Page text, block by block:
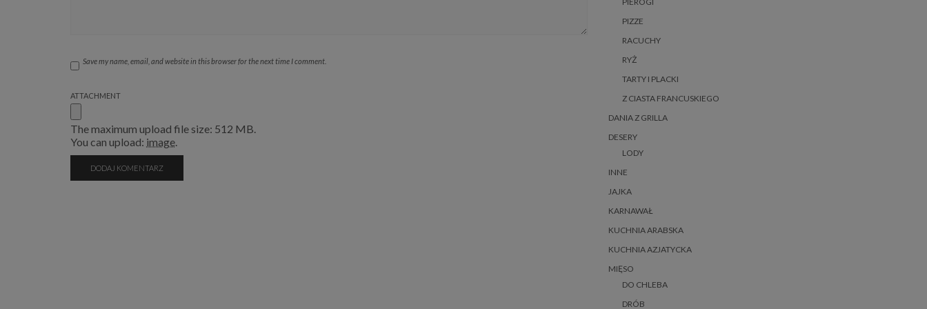
Save my name, email, and website in this browser for the next time I comment.
ATTACHMENT
The maximum upload file size: 512 MB.
You can upload: image.
PIZZE
RACUCHY
RYŻ
TARTY I PLACKI
Z CIASTA FRANCUSKIEGO
DANIA Z GRILLA
DESERY
LODY
INNE
JAJKA
KARNAWAŁ
KUCHNIA ARABSKA
KUCHNIA AZJATYCKA
MIĘSO
DO CHLEBA
DRÓB